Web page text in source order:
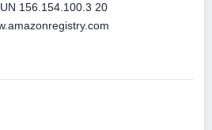
156.154.100.3 20